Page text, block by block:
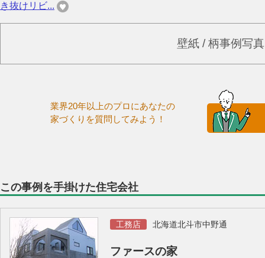
き抜けリビ...
壁紙 / 柄事例写
業界20年以上のプロにあなたの
家づくりを質問してみよう！
この事例を手掛けた住宅会社
工務店 北海道北斗市中野通
ファースの家